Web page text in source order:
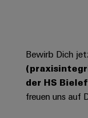
für
die
maritime
Industrie
&
Bewirb Dich
der HS
freuen uns auf